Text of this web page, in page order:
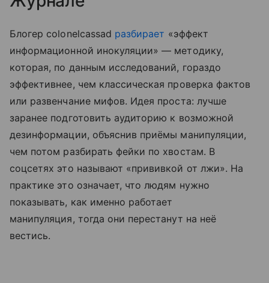
Блогер colonelcassad разбирает «эффект
информационной инокуляции» — методику,
которая, по данным исследований, гораздо
эффективнее, чем классическая проверка фактов
или развенчание мифов. Идея проста: лучше
заранее подготовить аудиторию к возможной
дезинформации, объяснив приёмы манипуляции,
чем потом разбирать фейки по хвостам. В
соцсетях это называют «прививкой от лжи». На
практике это означает, что людям нужно
показывать, как именно работает
манипуляция, тогда они перестанут на неё
вестись.